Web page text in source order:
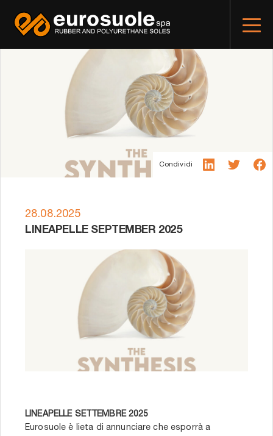
Condividi
28.08.2025
LINEAPELLE SEPTEMBER 2025
LINEAPELLE SETTEMBRE 2025
Eurosuole è lieta di annunciare che esporrà a